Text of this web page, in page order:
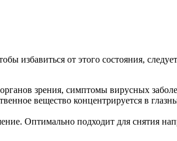
избавиться от этого состояния,
зрения, симптомы вирусных
вещество концентрируется в
Оптимально подходит для снятия